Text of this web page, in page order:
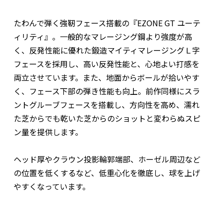
たわんで弾く強靭フェース搭載の『EZONE GT ユーテ
ィリティ』。一般的なマレージング鋼より強度が高
く、反発性能に優れた鍛造マイティマレージングＬ字
フェースを採用し、高い反発性能と、心地よい打感を
両立させています。また、地面からボールが拾いやす
く、フェース下部の弾き性能も向上。前作同様にスラ
ントグルーブフェースを搭載し、方向性を高め、濡れ
た芝からでも乾いた芝からのショットと変わらぬスピ
ン量を提供します。
ヘッド厚やクラウン投影輪郭端部、ホーゼル周辺など
の位置を低くするなど、低重心化を徹底し、球を上げ
やすくなっています。